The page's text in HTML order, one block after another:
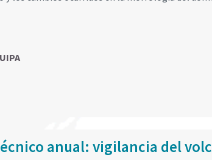
anual: vigilancia del